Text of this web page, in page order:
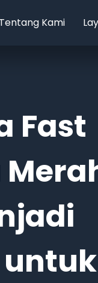
Tentang Kami
Fast
untuk